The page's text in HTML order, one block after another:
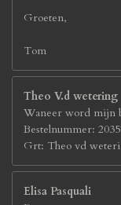
Groeten,
Tom
Theo V.d wetering
Waneer word mijn
Bestelnummer:
Grt: Theo vd
Elisa Pasquali